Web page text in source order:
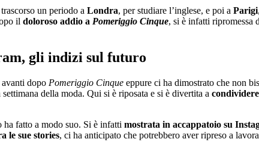
un periodo a Londra, per studiare l’inglese, e poi a Parigi
il doloroso addio a Pomeriggio Cinque, si è infatti ripromessa
gli indizi sul futuro
dopo Pomeriggio Cinque eppure ci ha dimostrato che non
della moda. Qui si è riposata e si è divertita a
ha fatto a modo suo. Si è infatti mostrata in accappatoio su
le sue stories, ci ha anticipato che potrebbero aver ripreso a